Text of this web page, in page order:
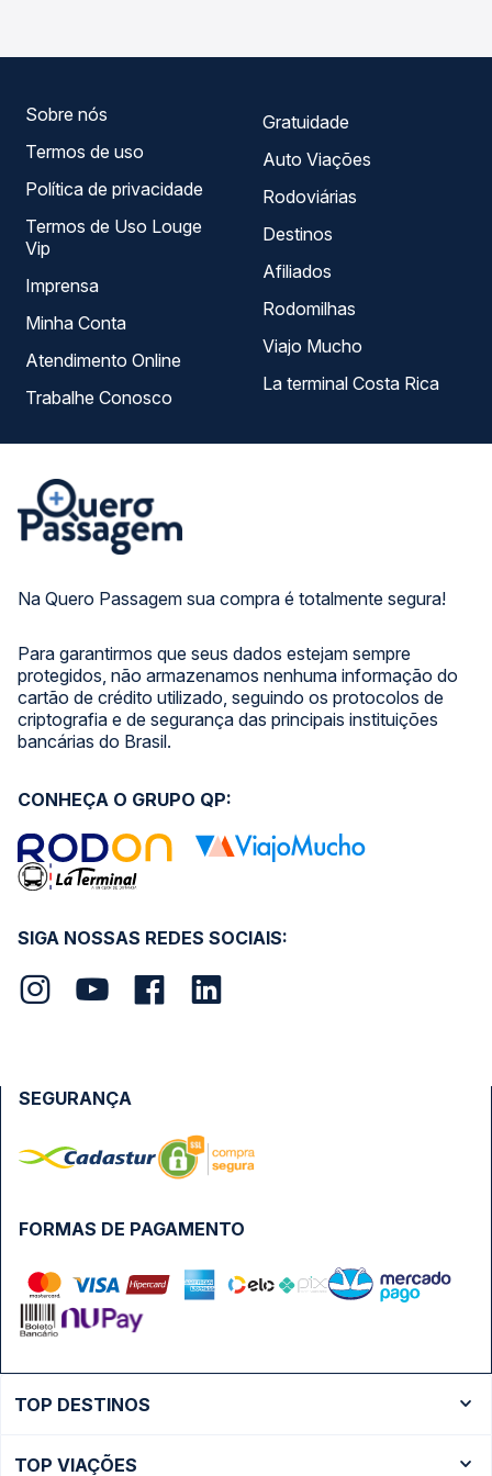
Na Quero Passagem sua compra é totalmente segura!
Para garantirmos que seus dados estejam sempre
protegidos, não armazenamos nenhuma informação do
cartão de crédito utilizado, seguindo os protocolos de
criptografia e de segurança das principais instituições
bancárias do Brasil.
Sobre nós
Termos de uso
Política de privacidade
Termos de Uso Louge
Vip
Imprensa
Minha Conta
Atendimento Online
Trabalhe Conosco
Gratuidade
Auto Viações
Rodoviárias
Destinos
Afiliados
Rodomilhas
Viajo Mucho
La terminal Costa Rica
SIGA NOSSAS REDES SOCIAIS:
CONHEÇA O GRUPO QP:
FORMAS DE PAGAMENTO
SEGURANÇA
TOP DESTINOS
TOP VIAÇÕES